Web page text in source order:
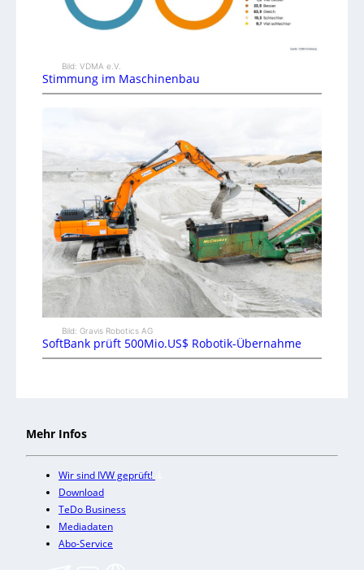
Bild: VDMA e.V.
Stimmung im Maschinenbau
Bild: Gravis Robotics AG
SoftBank prüft 500Mio.US$ Robotik-Übernahme
Mehr Infos
Wir sind IVW geprüft!
Download
TeDo Business
Mediadaten
Abo-Service